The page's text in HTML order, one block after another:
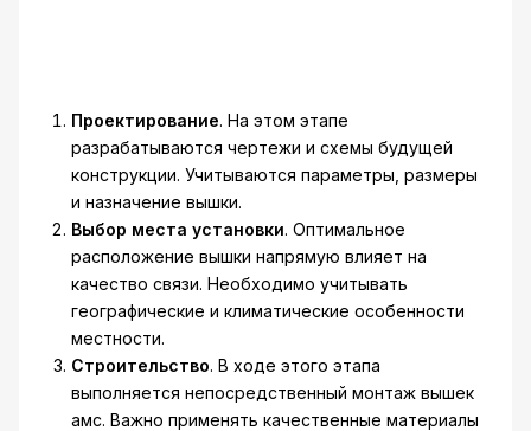
Проектирование. На этом этапе
разрабатываются чертежи и схемы будущей
конструкции. Учитываются параметры, размеры
и назначение вышки.
Выбор места установки. Оптимальное
расположение вышки напрямую влияет на
качество связи. Необходимо учитывать
географические и климатические особенности
местности.
Строительство. В ходе этого этапа
выполняется непосредственный монтаж вышек
амс. Важно применять качественные материалы